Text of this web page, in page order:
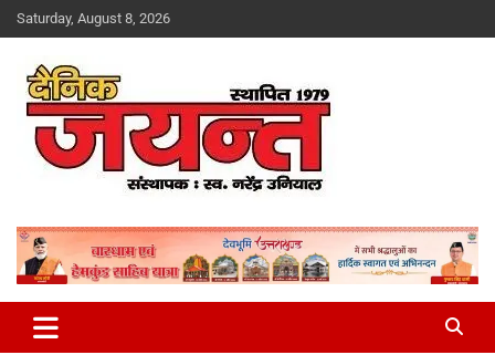
Skip
to
Saturday, August 8, 2026
Dainik Jayant